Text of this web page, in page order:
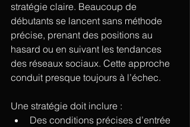
stratégie claire. Beaucoup de
débutants se lancent sans méthode
précise, prenant des positions au
hasard ou en suivant les tendances
des réseaux sociaux. Cette approche
conduit presque toujours à l’échec.
Une stratégie doit inclure :
Des conditions précises d’entrée